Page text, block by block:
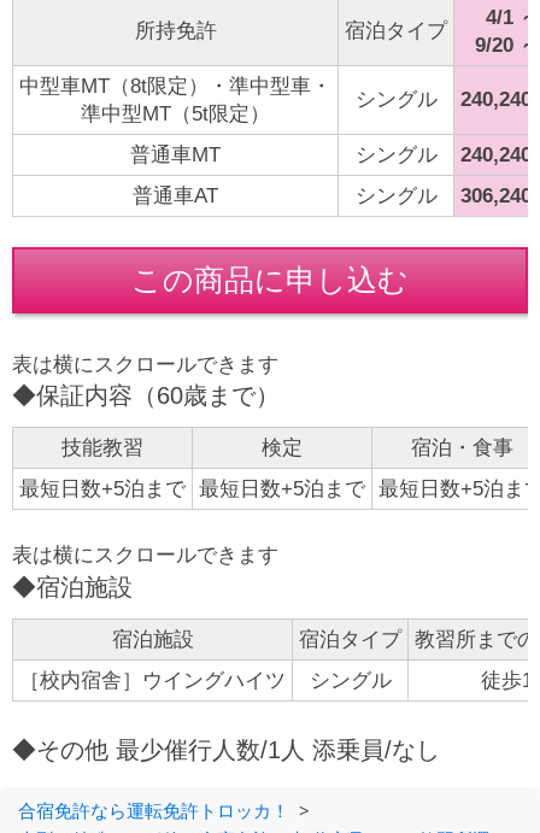
所持免許 宿泊タイプ
4/1
9/20
中型車MT（8t限定）・準中型車・
準中型MT（5t限定）
シングル 240,240
普通車MT シングル
240,240
普通車AT
シングル 306,240
この商品に申し込む
◆保証内容（60歳まで）
技能教習 検定
宿泊・食事
最短日数+5泊まで 最短日数+5泊まで 最短日数+5泊ま
◆宿泊施設
宿泊施設 宿泊タイプ 教習所まで
［校内宿舎］ウイングハイツ
シングル 徒歩1
◆その他 最少催行人数/1人 添乗員/なし
合宿免許なら運転免許トロッカ！
>